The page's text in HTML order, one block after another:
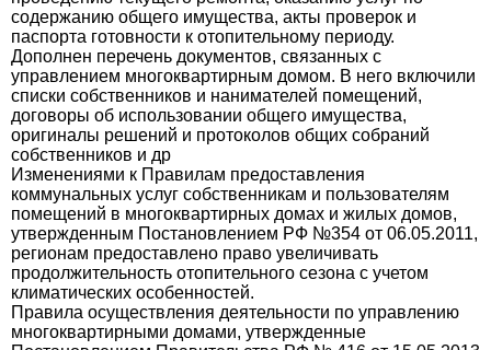
содержанию общего имущества, акты проверок и
паспорта готовности к отопительному периоду.
Дополнен перечень документов, связанных с
управлением многоквартирным домом. В него включили
списки собственников и нанимателей помещений,
договоры об использовании общего имущества,
оригиналы решений и протоколов общих собраний
собственников и др
Изменениями к Правилам предоставления
коммунальных услуг собственникам и пользователям
помещений в многоквартирных домах и жилых домов,
утвержденным Постановлением РФ №354 от 06.05.2011,
регионам предоставлено право увеличивать
продолжительность отопительного сезона с учетом
климатических особенностей.
Правила осуществления деятельности по управлению
многоквартирными домами, утвержденные